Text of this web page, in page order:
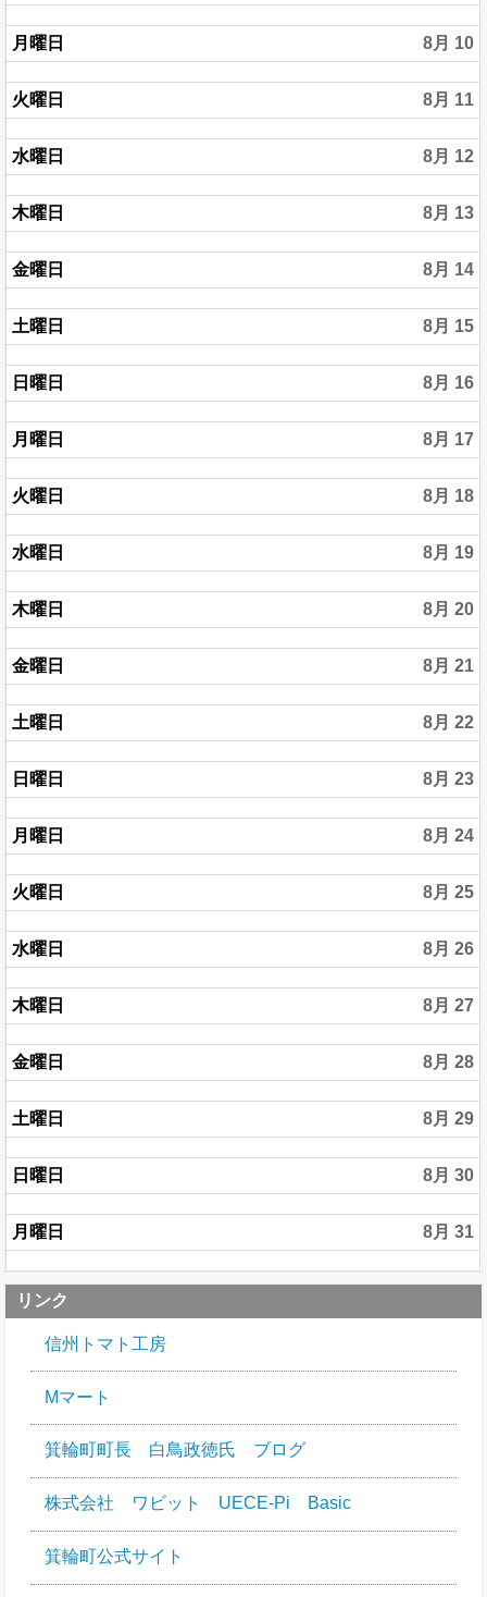
月曜日 8月 10
火曜日 8月 11
水曜日 8月 12
木曜日 8月 13
金曜日 8月 14
土曜日 8月 15
日曜日 8月 16
月曜日 8月 17
火曜日 8月 18
水曜日 8月 19
木曜日 8月 20
金曜日 8月 21
土曜日 8月 22
日曜日 8月 23
月曜日 8月 24
火曜日 8月 25
水曜日 8月 26
木曜日 8月 27
金曜日 8月 28
土曜日 8月 29
日曜日 8月 30
月曜日 8月 31
リンク
信州トマト工房
Mマート
箕輪町町長 白鳥政徳氏 ブログ
株式会社 ワビット UECE-Pi Basic
箕輪町公式サイト